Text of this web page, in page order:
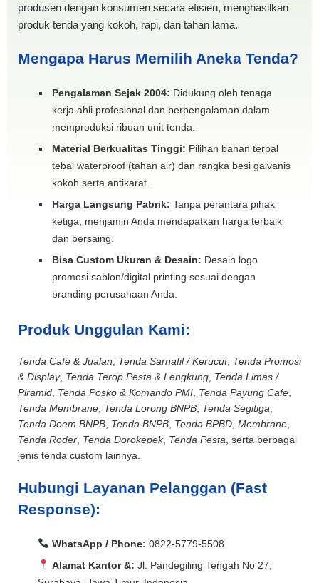
produsen dengan konsumen secara efisien, menghasilkan
produk tenda yang kokoh, rapi, dan tahan lama.
Mengapa Harus Memilih Aneka Tenda?
Pengalaman Sejak 2004: Didukung oleh tenaga
kerja ahli profesional dan berpengalaman dalam
memproduksi ribuan unit tenda.
Material Berkualitas Tinggi: Pilihan bahan terpal
tebal waterproof (tahan air) dan rangka besi galvanis
kokoh serta antikarat.
Harga Langsung Pabrik: Tanpa perantara pihak
ketiga, menjamin Anda mendapatkan harga terbaik
dan bersaing.
Bisa Custom Ukuran & Desain: Desain logo
promosi sablon/digital printing sesuai dengan
branding perusahaan Anda.
Produk Unggulan Kami:
Tenda Cafe & Jualan Tenda Sarnafil / Kerucut, Tenda Promosi
& Display, Tenda Terop Pesta & Lengkung Tenda Limas /
Piramid Tenda Posko & Komando PMI Tenda Payung Cafe
Tenda Membrane Tenda Lorong BNPB Tenda Segitiga
Tenda Doem BNPB Tenda BNPB Tenda BPBD Membrane
Tenda Roder Tenda Dorokepek, Tenda Pesta , serta berbagai
jenis tenda custom lainnya.
Hubungi Layanan Pelanggan (Fast
Response):
WhatsApp / Phone: 0822-5779-5508
Alamat Kantor &: Jl. Pandegiling Tengah No 27,